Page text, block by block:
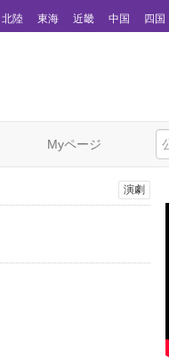
北陸 東海 近畿 中国 四国
Myページ
演劇